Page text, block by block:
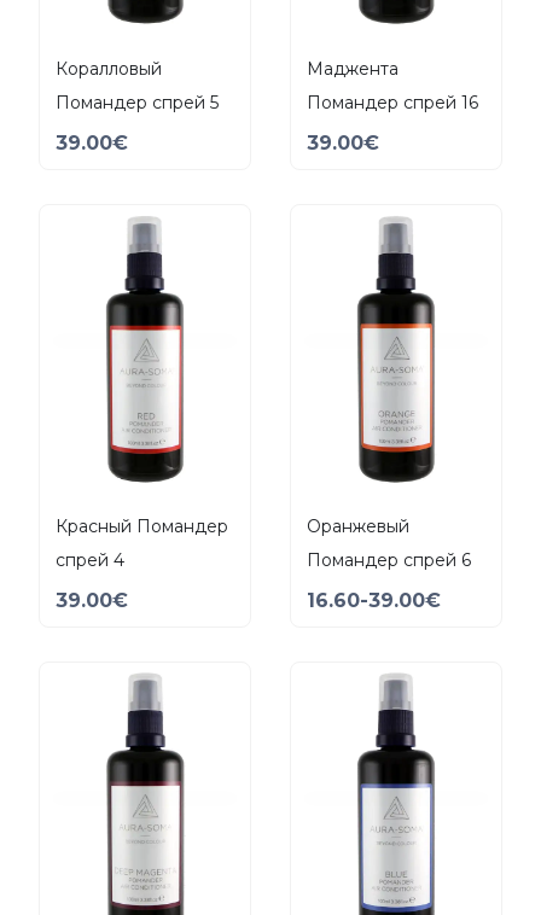
Коралловый
Помандер спрей 5
39.00€
Маджента
Помандер спрей 16
39.00€
Красный Помандер
спрей 4
39.00€
Оранжевый
Помандер спрей 6
16.60-39.00€